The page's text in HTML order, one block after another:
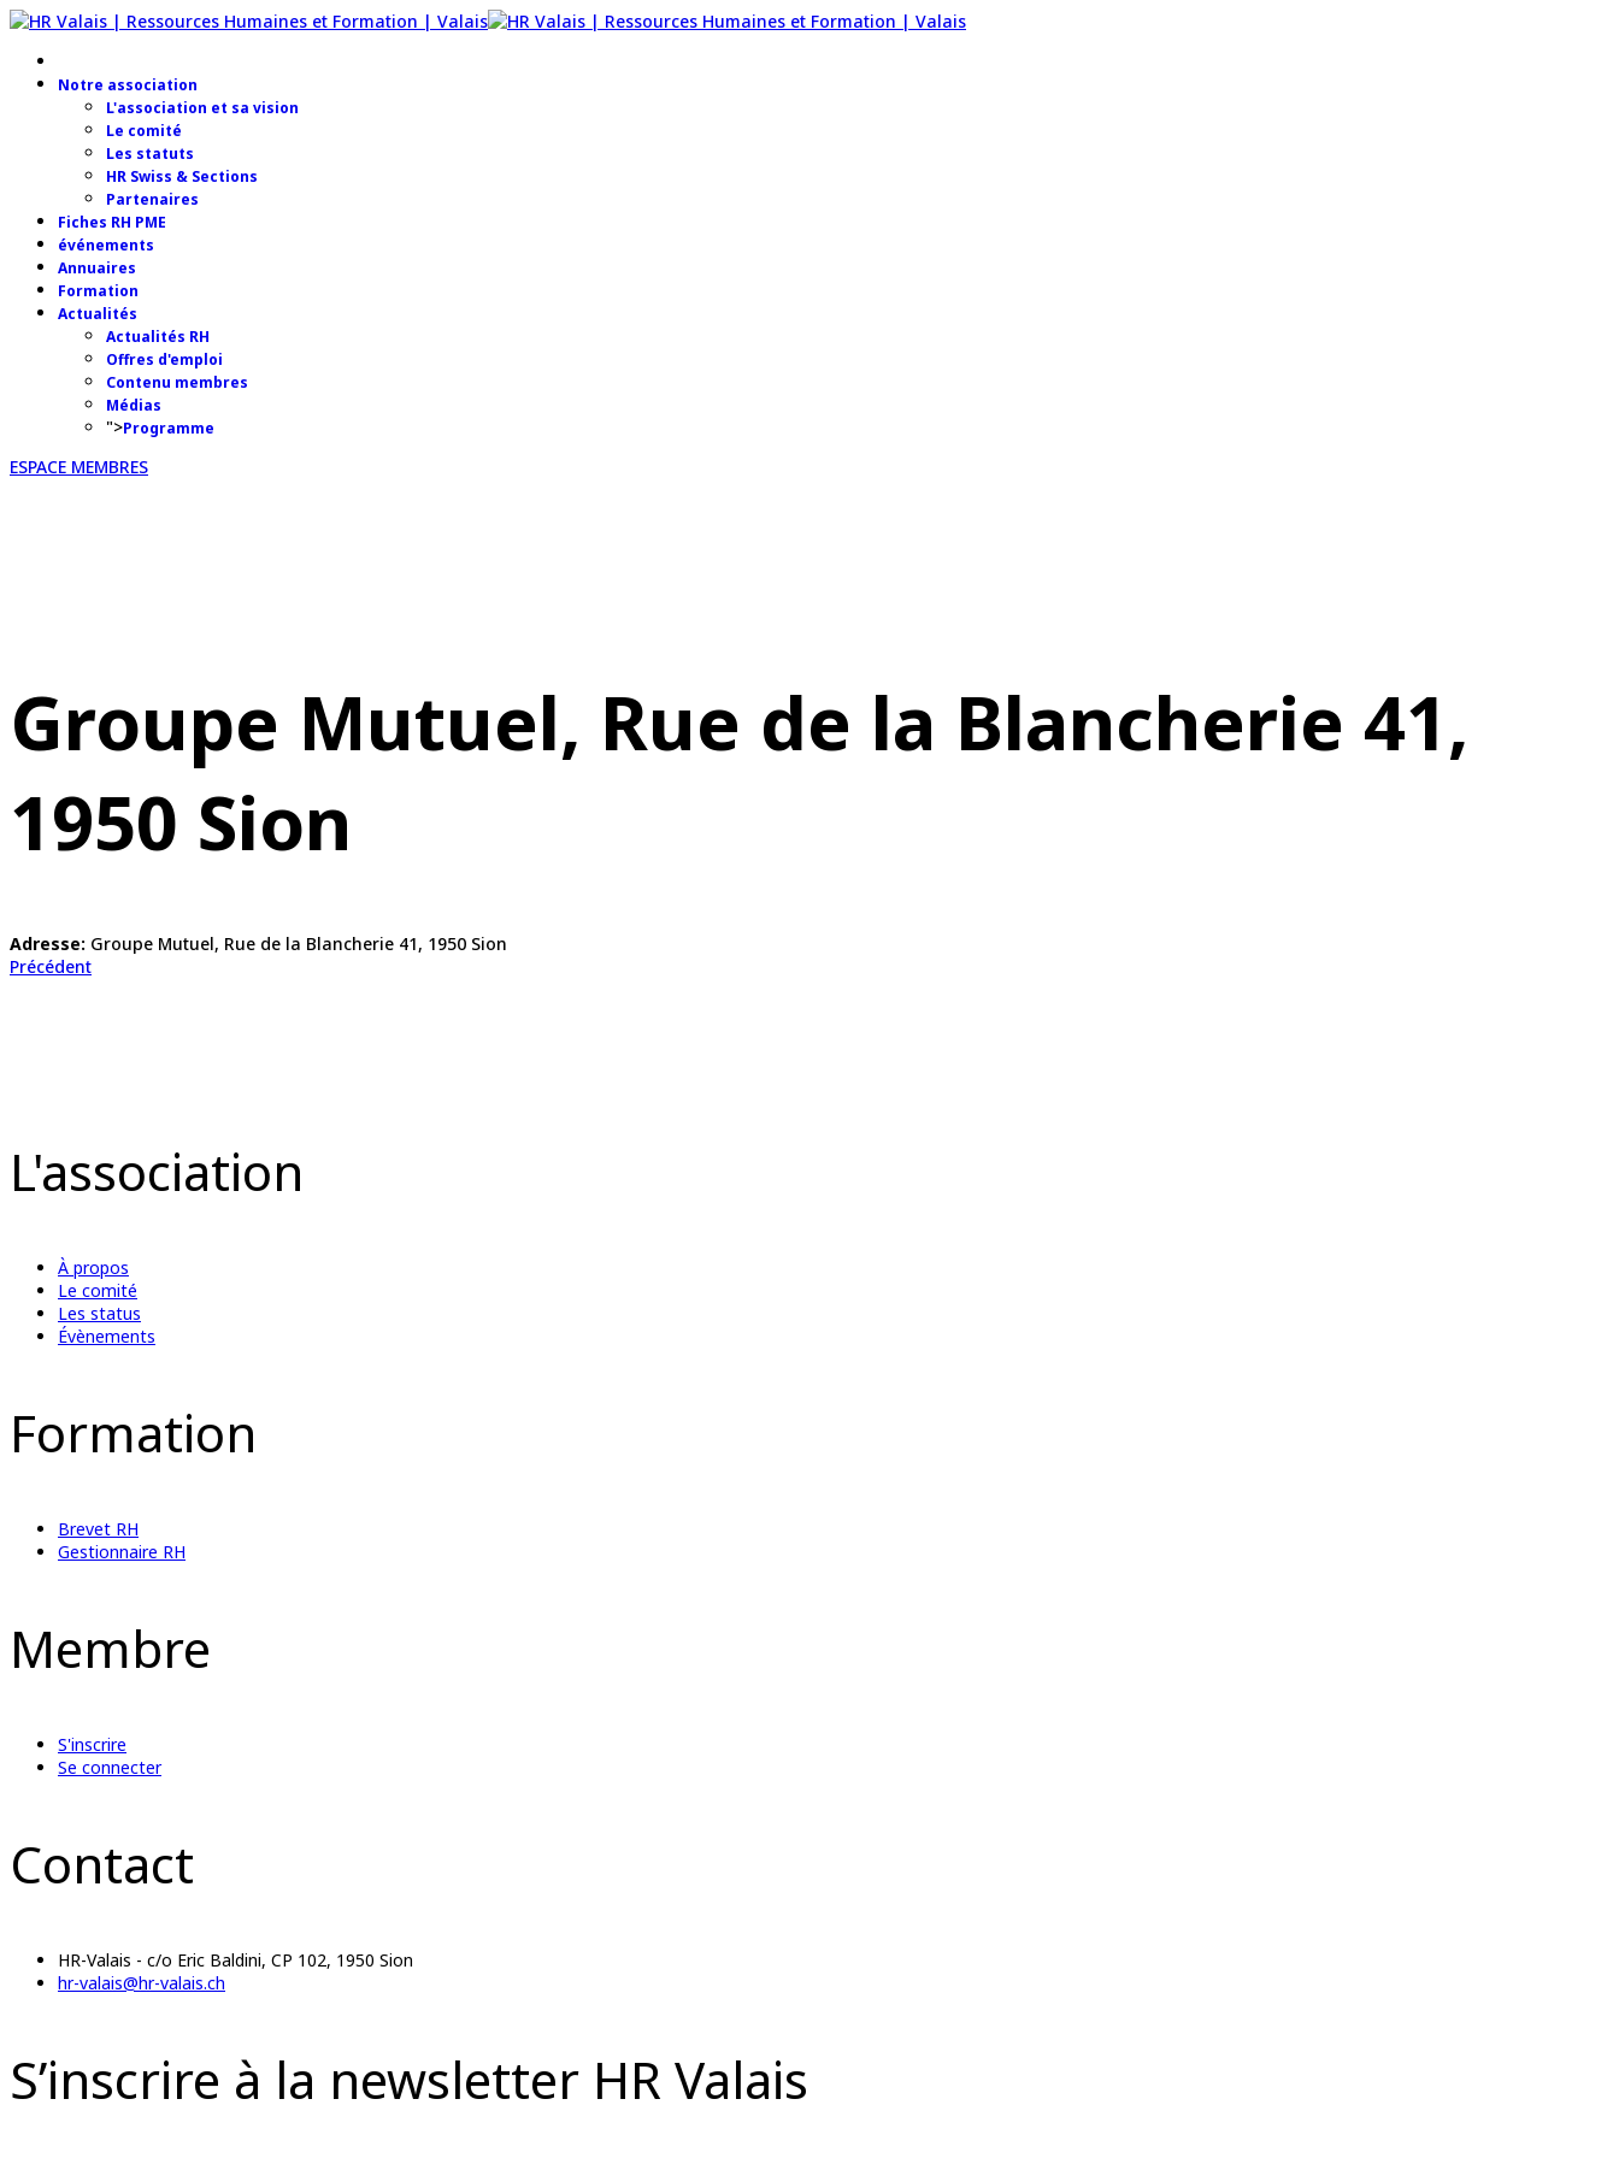
Notre association
L'association et sa vision
Le comité
Les statuts
HR Swiss & Sections
Partenaires
Fiches RH PME
événements
Annuaires
Formation
Actualités
Actualités RH
Offres d'emploi
Contenu membres
Médias
">Programme
ESPACE MEMBRES
Groupe Mutuel, Rue de la Blancherie 41,
1950 Sion
Adresse: Groupe Mutuel, Rue de la Blancherie 41, 1950 Sion
Précédent
L'association
À propos
Le comité
Les status
Évènements
Formation
Brevet RH
Gestionnaire RH
Membre
S'inscrire
Se connecter
Contact
HR-Valais - c/o Eric Baldini, CP 102, 1950 Sion
hr-valais@hr-valais.ch
S’inscrire à la newsletter HR Valais